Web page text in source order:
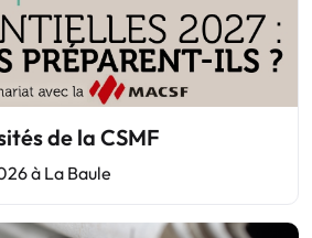
de la CSMF
à La Baule